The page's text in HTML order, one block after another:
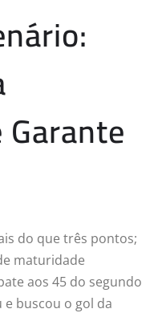
do que três pontos;
maturidade
aos 45 do segundo
buscou o gol da